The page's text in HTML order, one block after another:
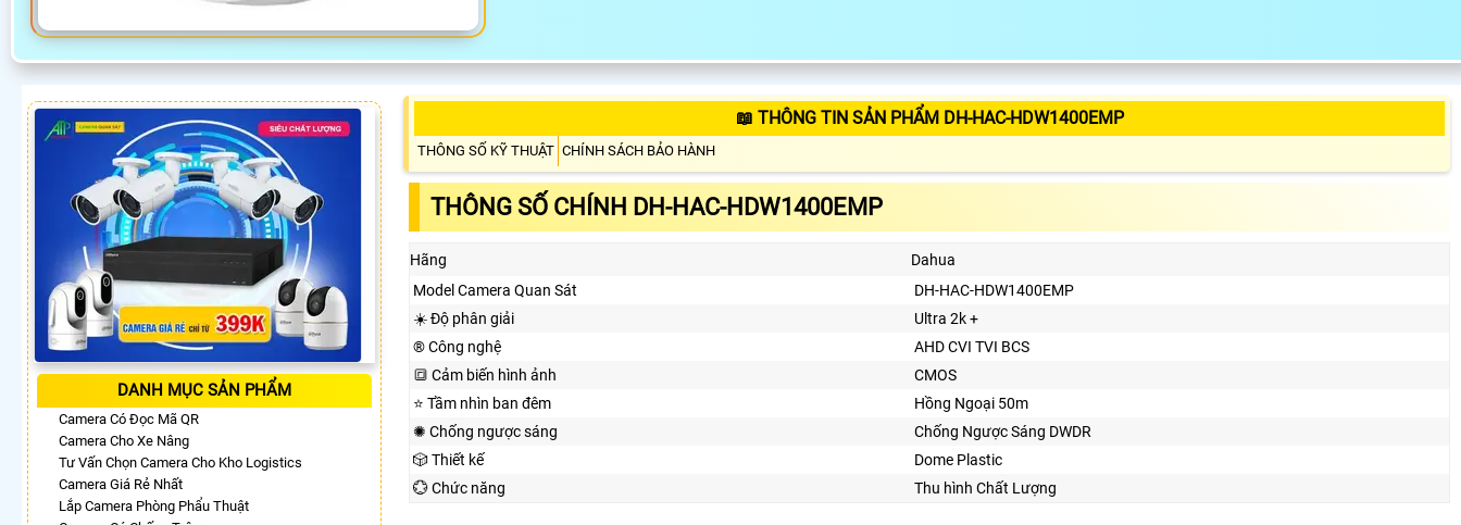
DANH MỤC SẢN PHẨM
Camera Có Đọc Mã QR
Camera Cho Xe Nâng
Tư Vấn Chọn Camera Cho Kho Logistics
Camera Giá Rẻ Nhất
Lắp Camera Phòng Phẩu Thuật
📖 THÔNG TIN SẢN PHẨM DH-HAC-HDW1400EMP
THÔNG SỐ KỸ THUẬT CHÍNH SÁCH BẢO HÀNH
THÔNG SỐ CHÍNH DH-HAC-HDW1400EMP
Hãng
Dahua
Model Camera Quan Sát
DH-HAC-HDW1400EMP
☀️ Độ phân giải
Ultra 2k +
®️ Công nghệ
AHD CVI TVI BCS
🔳 Cảm biến hình ảnh
CMOS
⭐ Tầm nhìn ban đêm
Hồng Ngoại 50m
✺ Chống ngược sáng
Chống Ngược Sáng DWDR
🎲 Thiết kế
Dome Plastic
💮 Chức năng
Thu hình Chất Lượng